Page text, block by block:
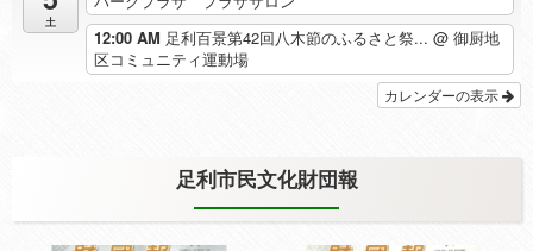
土
12:00 AM 足利百景第42回八木節のふるさと祭... @ 御厨地
区コミュニティ運動場
カレンダーの表示
足利市民文化財団報